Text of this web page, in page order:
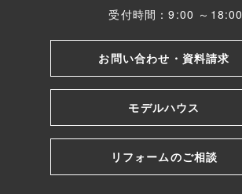
受付時間：9:00 ～18:00
お問い合わせ・資料請求
モデルハウス
リフォームのご相談